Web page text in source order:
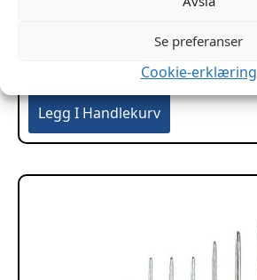
Se preferanser
Cookie-erklæring
Høvel Lærhøvel 43mm med 5 blad
Legg I Handlekurv